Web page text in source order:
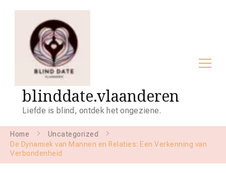
blinddate.vlaanderen
Liefde is blind, ontdek het ongeziene.
Home
Uncategorized
De Dynamiek van Mannen en Relaties: Een Verkenning van
Verbondenheid